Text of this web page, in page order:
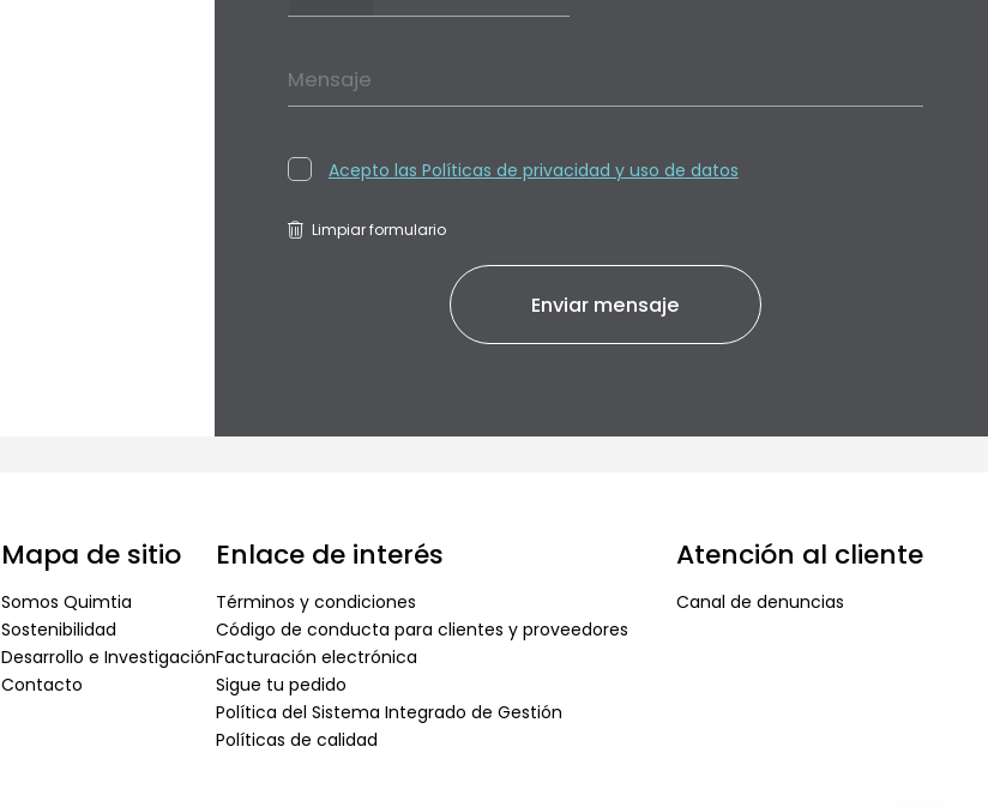
Mensaje
Acepto las Políticas de privacidad y uso de datos
Limpiar formulario
Mapa de sitio
Somos Quimtia
Sostenibilidad
Desarrollo e Investigación
Contacto
Enlace de interés
Términos y condiciones
Código de conducta para clientes y proveedores
Facturación electrónica
Sigue tu pedido
Política del Sistema Integrado de Gestión
Políticas de calidad
Atención al cliente
Canal de denuncias